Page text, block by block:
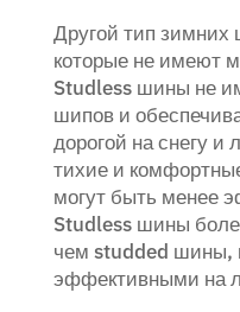
Другой тип
которые не имеют
Studless шины не
шипов и
дорогой на снегу
тихие и
могут быть менее
Studless шины
чем studded шины,
эффективными на